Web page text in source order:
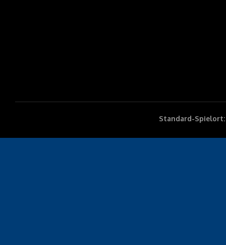
Standard-Spielort: